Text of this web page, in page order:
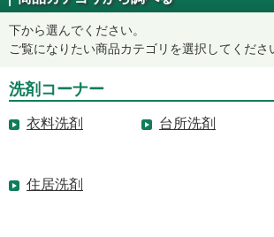
下から選んでください。
ご覧になりたい商品カテゴリを選択してくださ
洗剤コーナー
衣料洗剤 台所洗剤
住居洗剤